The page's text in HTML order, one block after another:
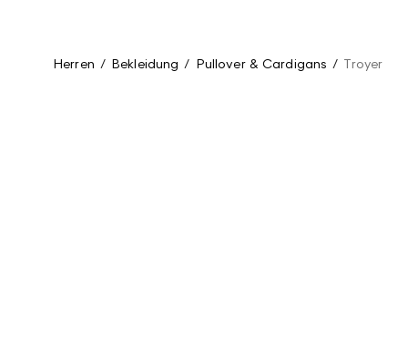
Herren / Bekleidung / Pullover & Cardigans / Troyer